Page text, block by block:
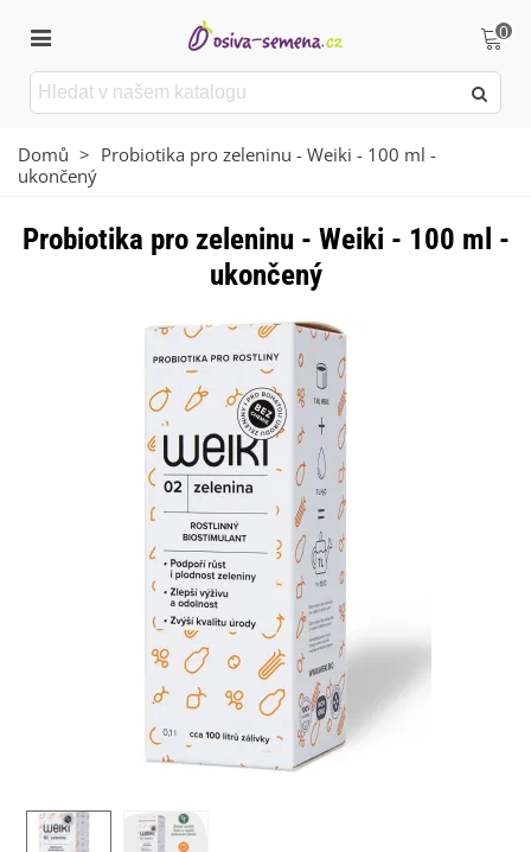
0
Domů > Probiotika pro zeleninu - Weiki - 100 ml -
ukončený
Probiotika pro zeleninu - Weiki - 100 ml -
ukončený